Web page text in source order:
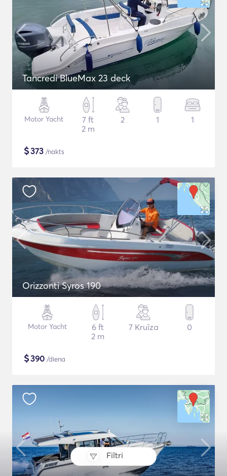
Filtri
Tancredi BlueMax 23 deck
Motor Yacht
7 ft
2 m
2 1 1
$373 /nakts
Orizzonti Syros 190
Motor Yacht
6 ft
2 m
7 Kruīza 0
$390 /diena